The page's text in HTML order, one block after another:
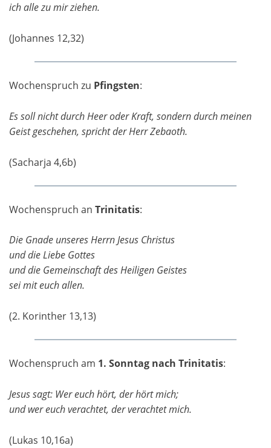
ich alle zu mir ziehen.
(Johannes 12,32)
Wochenspruch zu Pfingsten:
Es soll nicht durch Heer oder Kraft, sondern durch meinen
Geist geschehen, spricht der Herr Zebaoth.
(Sacharja 4,6b)
Wochenspruch an Trinitatis:
Die Gnade unseres Herrn Jesus Christus
und die Liebe Gottes
und die Gemeinschaft des Heiligen Geistes
sei mit euch allen.
(2. Korinther 13,13)
Wochenspruch am 1. Sonntag nach Trinitatis:
Jesus sagt: Wer euch hört, der hört mich;
und wer euch verachtet, der verachtet mich.
(Lukas 10,16a)